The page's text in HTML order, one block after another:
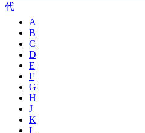
代
A
B
C
D
E
F
G
H
J
K
L